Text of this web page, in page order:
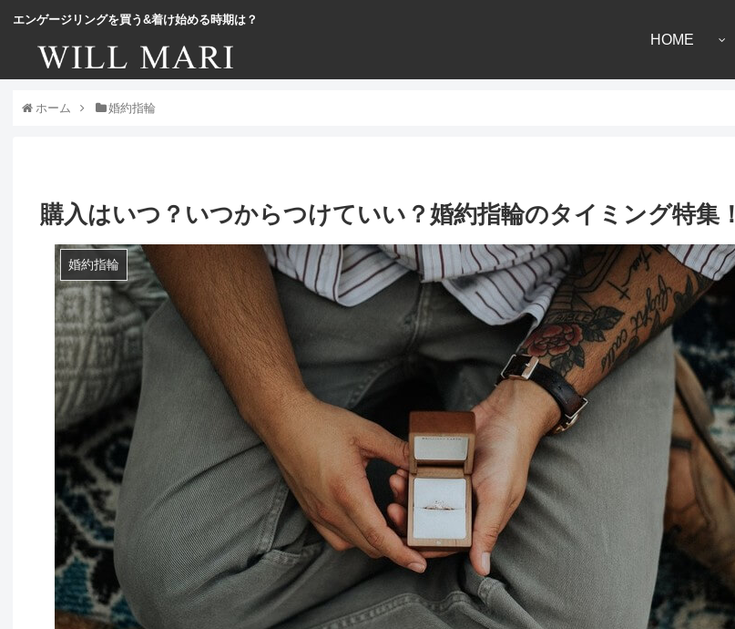
エンゲージリングを買う&着け始める時期は？
HOME
ホーム 婚約指輪
購入はいつ？いつからつけていい？婚約指輪のタイミング特集！
婚約指輪